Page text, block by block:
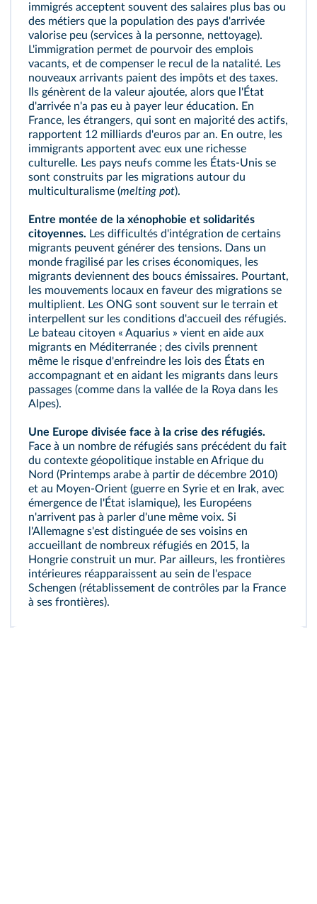
immigrés acceptent souvent des salaires plus bas ou
des métiers que la population des pays d'arrivée
valorise peu (services à la personne, nettoyage).
L'immigration permet de pourvoir des emplois
vacants, et de compenser le recul de la natalité. Les
nouveaux arrivants paient des impôts et des taxes.
Ils génèrent de la valeur ajoutée, alors que l'État
d'arrivée n'a pas eu à payer leur éducation. En
France, les étrangers, qui sont en majorité des actifs,
rapportent 12 milliards d'euros par an. En outre, les
immigrants apportent avec eux une richesse
culturelle. Les pays neufs comme les États-Unis se
sont construits par les migrations autour du
multiculturalisme (melting pot).
Entre montée de la xénophobie et solidarités
citoyennes. Les difficultés d'intégration de certains
migrants peuvent générer des tensions. Dans un
monde fragilisé par les crises économiques, les
migrants deviennent des boucs émissaires. Pourtant,
les mouvements locaux en faveur des migrations se
multiplient. Les ONG sont souvent sur le terrain et
interpellent sur les conditions d'accueil des réfugiés.
Le bateau citoyen « Aquarius » vient en aide aux
migrants en Méditerranée ; des civils prennent
même le risque d'enfreindre les lois des États en
accompagnant et en aidant les migrants dans leurs
passages (comme dans la vallée de la Roya dans les
Alpes).
Une Europe divisée face à la crise des réfugiés.
Face à un nombre de réfugiés sans précédent du fait
du contexte géopolitique instable en Afrique du
Nord (Printemps arabe à partir de décembre 2010)
et au Moyen‑Orient (guerre en Syrie et en Irak, avec
émergence de l'État islamique), les Européens
n'arrivent pas à parler d'une même voix. Si
l'Allemagne s'est distinguée de ses voisins en
accueillant de nombreux réfugiés en 2015, la
Hongrie construit un mur. Par ailleurs, les frontières
intérieures réapparaissent au sein de l'espace
Schengen (rétablissement de contrôles par la France
à ses frontières).